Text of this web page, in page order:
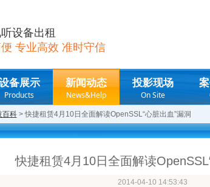
设备出租
专业高效 准时守信
备展示
Products
新闻动态
News&Help
投影现场
On Site
百科> 快捷租赁4月10日全面解读OpenSSL“心脏出血”漏洞
快捷租赁4月10日全面解读
2014-04-10 14:53:43